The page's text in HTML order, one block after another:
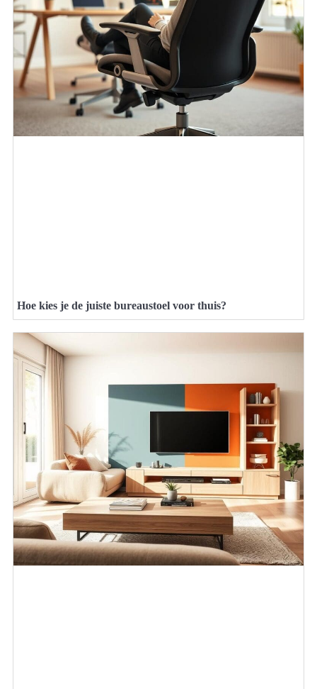
Hoe kies je de juiste bureaustoel voor thuis?